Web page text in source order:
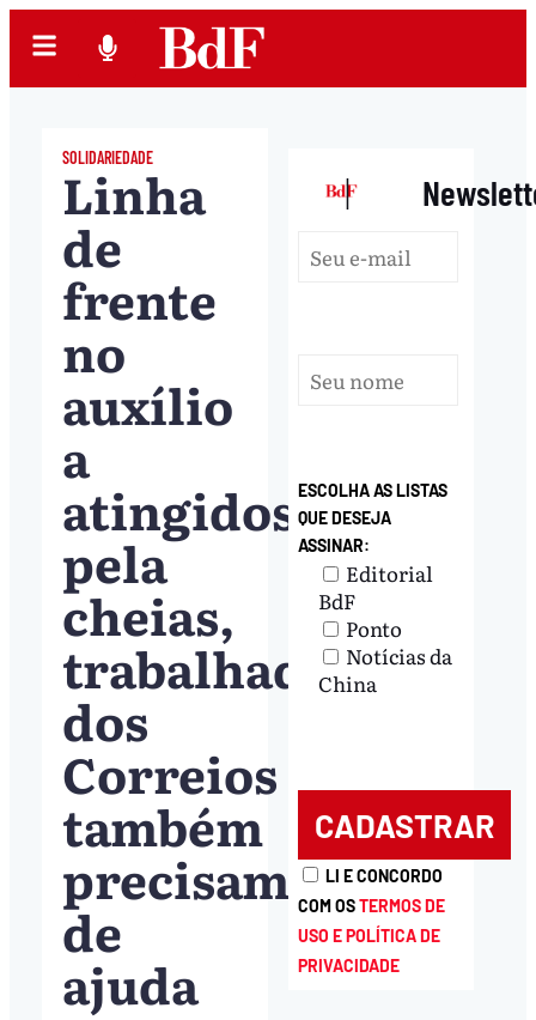
SOLIDARIEDADE
Linha
de
frente
no
auxílio
a
atingidos
pela
cheias,
trabalhadores
dos
Correios
também
precisam
de
ajuda
|
ESCOLHA AS LISTAS
QUE DESEJA
ASSINAR:
Editorial
BdF
Ponto
Notícias da
China
LI E CONCORDO
COM OSTERMOS DE
USO E POLÍTICA DE
PRIVACIDADE